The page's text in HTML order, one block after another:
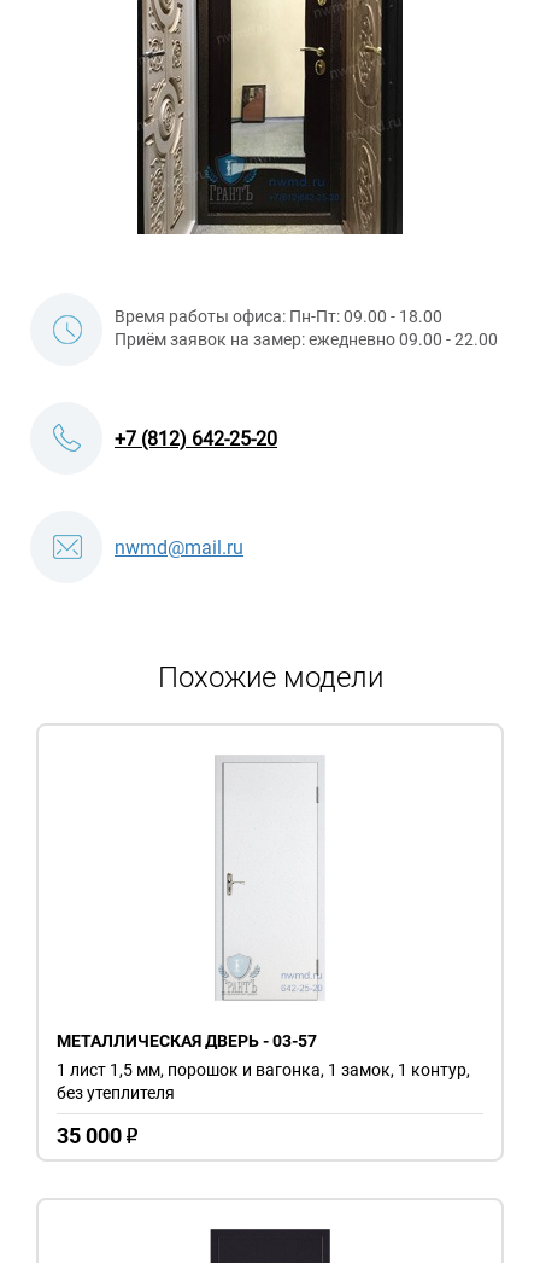
Время работы офиса: Пн-Пт: 09.00 - 18.00
Приём заявок на замер: ежедневно 09.00 - 22.00
+7 (812) 642-25-20
nwmd@mail.ru
Похожие модели
МЕТАЛЛИЧЕСКАЯ ДВЕРЬ - 03-57
35 000 o
1 лист 1,5 мм, порошок и вагонка, 1 замок, 1 контур,
без утеплителя